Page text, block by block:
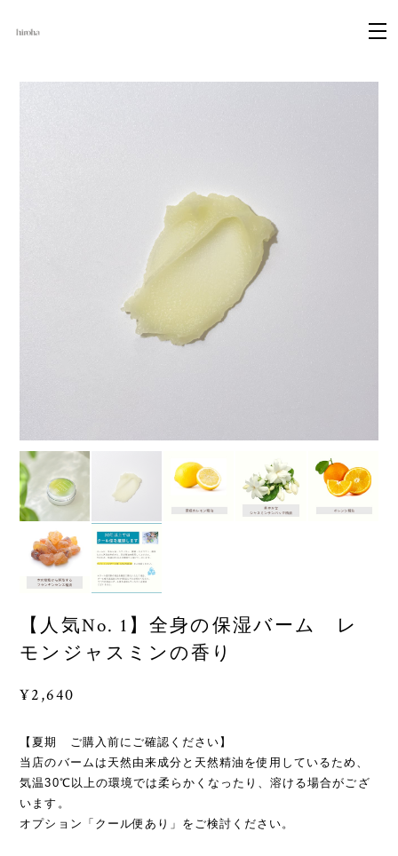
【人気No. 1】全身の保湿バーム レ
モンジャスミンの香り
¥2,640
【夏期 ご購入前にご確認ください】
当店のバームは天然由来成分と天然精油を使用しているため、
気温30℃以上の環境では柔らかくなったり、溶ける場合がござ
います。
オプション「クール便あり」をご検討ください。